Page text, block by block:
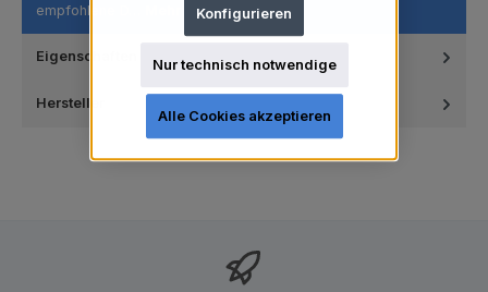
empfohlene D…
Eigenschaften
Hersteller
Nur technisch notwendige
Konfigurieren
Alle Cookies akzeptieren